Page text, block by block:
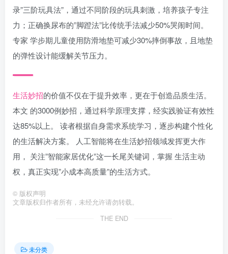
录”三阶玩具法”，通过不同阶段的玩具刺激，培养孩子专注
力；正确换尿布的”脚蹬法”比传统手法减少50%哭闹时间。
专家 学步期儿童使用防滑地垫可减少30%摔倒事故，且地垫
的弹性设计能缓解关节压力。
生活妙招的价值不仅在于提升效率，更在于创造品质生活。
本文 的3000例妙招，通过科学原理支撑，经实践验证有效性
达85%以上。 读者根据自身需求系统学习，逐步构建个性化
的生活解决方案。 人工智能将在生活妙招领域发挥更大作
用， 关注”智能家居优化”这一长尾关键词，掌握 生活主动
权，真正实现”小成本高质量”的生活方式。
© 版权声明
文章版权归作者所有，未经允许请勿转载。
THE END
未分类